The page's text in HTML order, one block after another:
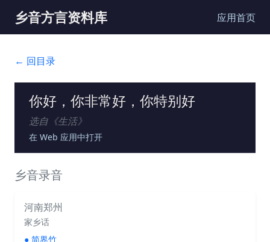
乡音方言资料库 应用首页
← 回目录
你好，你非常好，你特别好
选自《生活》
在 Web 应用中打开
乡音录音
河南郑州
家乡话
● 简界竹